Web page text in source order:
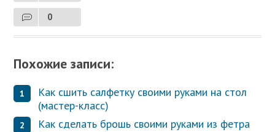
0
Похожие записи:
Как сшить салфетку своими руками на стол
(мастер-класс)
Как сделать брошь своими руками из фетра